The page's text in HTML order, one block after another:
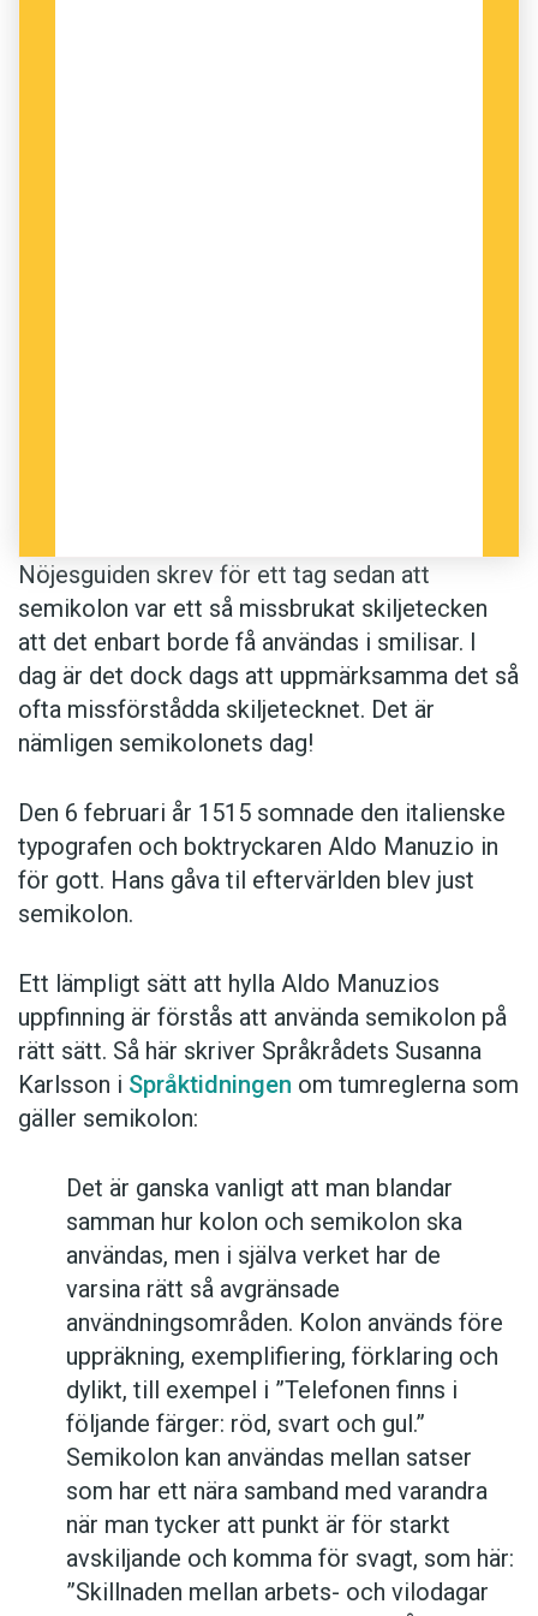
Nöjesguiden skrev för ett tag sedan att
semikolon var ett så missbrukat skiljetecken
att det enbart borde få användas i smilisar. I
dag är det dock dags att uppmärksamma det så
ofta missförstådda skiljetecknet. Det är
nämligen semikolonets dag!
Den 6 februari år 1515 somnade den italienske
typografen och boktryckaren Aldo Manuzio in
för gott. Hans gåva til eftervärlden blev just
semikolon.
Ett lämpligt sätt att hylla Aldo Manuzios
uppfinning är förstås att använda semikolon på
rätt sätt. Så här skriver Språkrådets Susanna
Karlsson i Språktidningen om tumreglerna som
gäller semikolon:
Det är ganska vanligt att man blandar
samman hur kolon och semikolon ska
användas, men i själva verket har de
varsina rätt så avgränsade
användningsområden. Kolon används före
uppräkning, exemplifiering, förklaring och
dylikt, till exempel i ”Telefonen finns i
följande färger: röd, svart och gul.”
Semikolon kan användas mellan satser
som har ett nära samband med varandra
när man tycker att punkt är för starkt
avskiljande och komma för svagt, som här:
”Skillnaden mellan arbets- och vilodagar